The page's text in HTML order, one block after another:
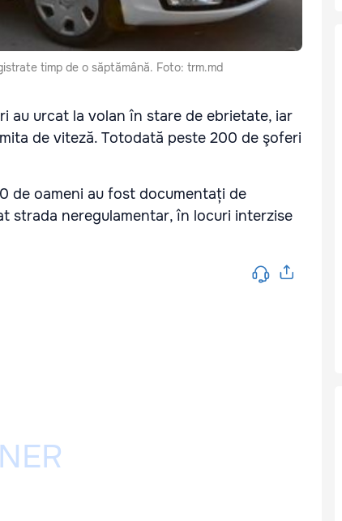
timp de o săptămână. Foto: trm.md
au urcat la volan în stare de ebrietate, iar
de viteză. Totodată peste 200 de şoferi
de oameni au fost documentați de
strada neregulamentar, în locuri interzise